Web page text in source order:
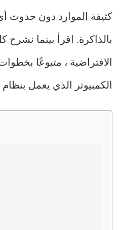
كثيفة الموارد دون حدوث
بالذاكرة. اقرأ بينما
الافتراضية ، متبوعًا
الكمبيوتر الذي يعمل بنظام Windows 11.